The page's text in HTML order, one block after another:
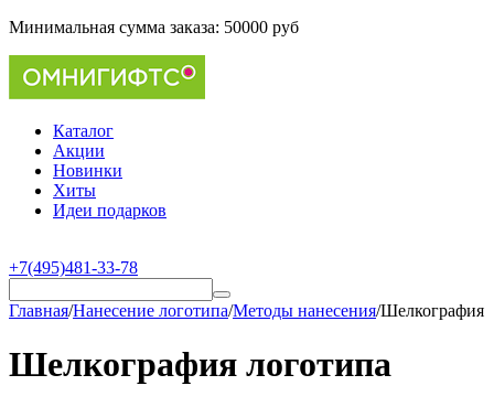
Минимальная сумма заказа: 50000 руб
Каталог
Акции
Новинки
Хиты
Идеи подарков
+7(495)481-33-78
Главная/Нанесение логотипа/Методы нанесения/Шелкография
Шелкография логотипа